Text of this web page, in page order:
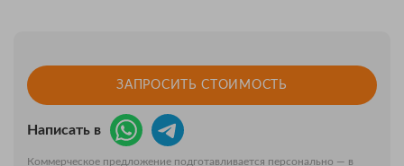
ЗАПРОСИТЬ СТОИМОСТЬ
Написать в
Коммерческое предложение подготавливается персонально — в